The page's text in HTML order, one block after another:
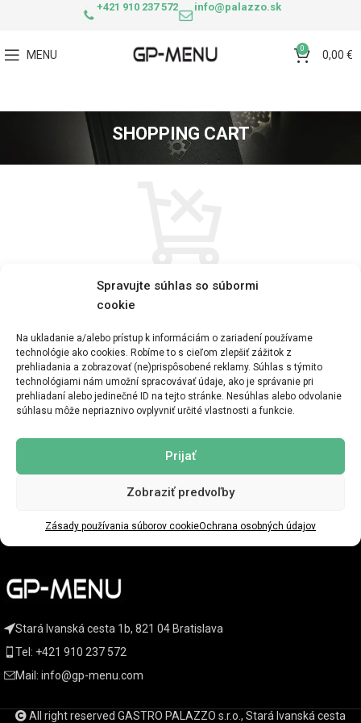
Spravujte súhlas so súbormi
cookie
Na ukladanie a/alebo prístup k informáciám o zariadení používame
technológie ako cookies. Robíme to s cieľom zlepšiť zážitok z
prehliadania a zobrazovať (ne)prispôsobené reklamy. Súhlas s týmito
technológiami nám umožní spracovávať údaje, ako je správanie pri
prehliadaní alebo jedinečné ID na tejto stránke. Nesúhlas alebo odvolanie
súhlasu môže nepriaznivo ovplyvniť určité vlastnosti a funkcie.
Prijať
Zobraziť predvoľby
Zásady používania súborov cookieOchrana osobných údajov
+421 910 237 572 info@palazzo.sk
MENU 0 0,00 €
SHOPPING CART
Vaša košarica je trenutno
Pred prechodom k pokladni musíte do nákupného košíka pridať
nejaké produkty.Na našej stránke "Obchod" nájdete množstvo
zaujímavých produktov.
KATEGÓRIE PRODUKTOV
Stará Ivanská cesta 1b, 821 04 Bratislava
Tel: +421 910 237 572
Mail: info@gp-menu.com
All right reserved GASTRO PALAZZO s.r.o., Stará Ivanská cesta